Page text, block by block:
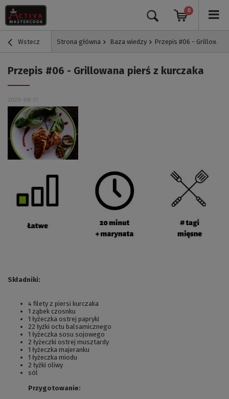
0
Wstecz Strona główna Baza wiedzy Przepis #06 -
Przepis #06 - Grillowana pierś z kurczaka
2020-08-17
Składniki:
4 filety z piersi kurczaka
1 ząbek czosnku
1 łyżeczka ostrej papryki
22 łyżki octu balsamicznego
1 łyżeczka sosu sojowego
2 łyżeczki ostrej musztardy
1 łyżeczka majeranku
1 łyżeczka miodu
2 łyżki oliwy
sól
Przygotowanie: